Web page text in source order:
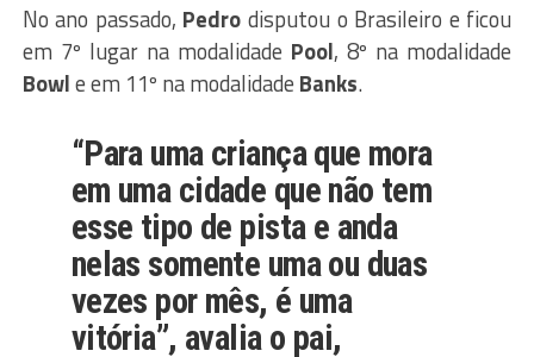
No ano passado, Pedro disputou o Brasileiro e ficou
em 7º lugar na modalidade Pool, 8º na modalidade
Bowle em 11º na modalidade Banks.
“Para uma criança que mora
em uma cidade que não tem
esse tipo de pista e anda
nelas somente uma ou duas
vezes por mês, é uma
vitória”, avalia o pai,